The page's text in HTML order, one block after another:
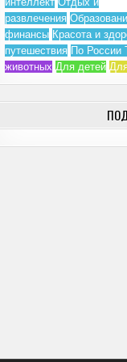
развлечения
финансы Красота и
путешествия По России
животных Для детей